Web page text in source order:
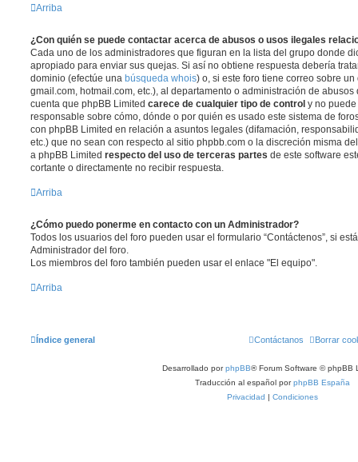
Arriba
¿Con quién se puede contactar acerca de abusos o usos ilegales
Cada uno de los administradores que figuran en la lista del grupo donde
apropiado para enviar sus quejas. Si así no obtiene respuesta debería
dominio (efectúe una búsqueda whois) o, si este foro tiene correo sobre
gmail.com, hotmail.com, etc.), al departamento o administración de
cuenta que phpBB Limited carece de cualquier tipo de control y no
responsable sobre cómo, dónde o por quién es usado este sistema de
con phpBB Limited en relación a asuntos legales (difamación,
etc.) que no sean con respecto al sitio phpbb.com o la discreción misma
a phpBB Limited respecto del uso de terceras partes de este software
cortante o directamente no recibir respuesta.
Arriba
¿Cómo puedo ponerme en contacto con un Administrador?
Todos los usuarios del foro pueden usar el formulario “Contáctenos”, si
Administrador del foro.
Los miembros del foro también pueden usar el enlace "El equipo".
Arriba
Índice general Borrar
Contáctanos
Desarrollado porphpBB® Forum Software © phpBB
Traducción al español porphpBB España
Privacidad | Condiciones